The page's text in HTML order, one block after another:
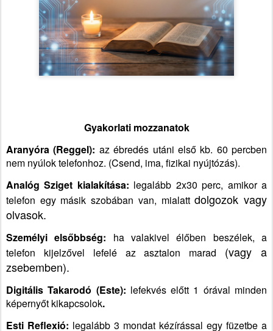
Gyakorlati mozzanatok
Aranyóra (Reggel): az ébredés utáni első kb. 60 percben
nem nyúlok telefonhoz. (Csend, ima, fizikai nyújtózás).
Analóg Sziget kialakítása: legalább 2x30 perc, amikor a
telefon egy másik szobában van, mialattdolgozok vagy
olvasok.
Személyi elsőbbség: ha valakivel élőben beszélek, a
telefon kijelzővel lefelé az asztalon marad (vagy a
zsebemben).
Digitális Takarodó (Este): lefekvés előtt 1 órával minden
képernyőt kikapcsolok.
Esti Reflexió: legalább 3 mondat kézírással egy füzetbe a